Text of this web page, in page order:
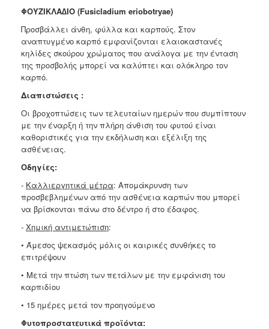
Κοιμητήρια
Κέντρο
Οικογένειας
ΤΟΠΟΣ
ΠΟΛΙΤΙΣΜΟΣ
ΑΝΘΕΚΤΙΚΗ
ΦΟΥΖΙΚΛΑ∆ΙΟ (Fusicladium eriobotryae)
Προσβάλλει άνθη, φύλλα και καρπούς. Στον
αναπτυγμένο καρπό εμφανίζονται ελαιοκαστανές
κηλίδες σκούρου χρώματος που ανάλογα με την ένταση
της προσβολής μπορεί να καλύπτει και ολόκληρο τον
καρπό.
Διαπιστώσεις :
Οι βροχοπτώσεις των τελευταίων ημερών που συμπίπτουν
με την έναρξη ή την πλήρη άνθιση του φυτού είναι
καθοριστικές για την εκδήλωση και εξέλιξη της
ασθένειας.
Οδηγίες:
- Καλλιεργητικά μέτρα: Απομάκρυνση των
προσβεβλημένων από την ασθένεια καρπών που μπορεί
να βρίσκονται πάνω στο δέντρο ή στο έδαφος.
- Χημική αντιμετώπιση:
• Άμεσος ψεκασμός μόλις οι καιρικές συνθήκες το
επιτρέψουν
• Μετά την πτώση των πετάλων με την εμφάνιση του
καρπιδίου
• 15 ημέρες μετά τον προηγούμενο
Φυτοπροστατευτικά προϊόντα: